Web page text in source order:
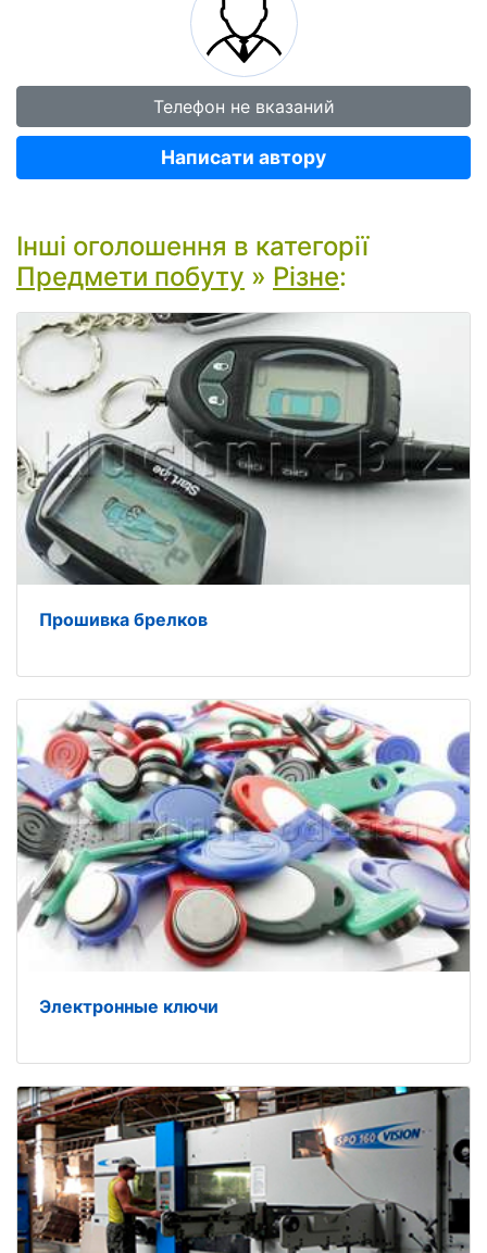
Телефон не вказаний
Написати автору
Інші оголошення в категорії
Предмети побуту » Різне:
Прошивка брелков
Электронные ключи